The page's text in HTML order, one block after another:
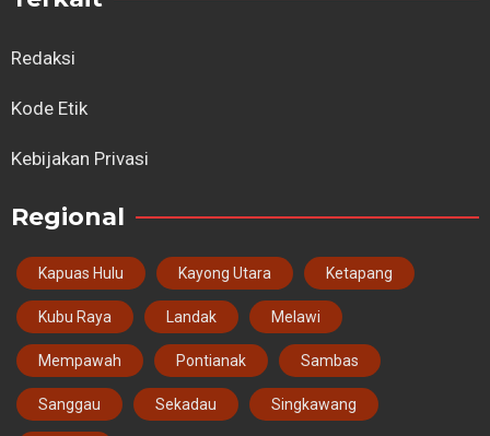
Redaksi
Kode Etik
Kebijakan Privasi
Regional
Kapuas Hulu Kayong Utara Ketapang
Kubu Raya Landak Melawi
Mempawah Pontianak Sambas
Sanggau Sekadau Singkawang